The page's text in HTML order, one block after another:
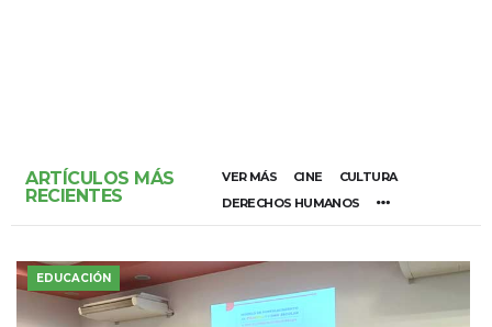
ARTÍCULOS MÁS
RECIENTES
VER MÁS CINE
CULTURA
DERECHOS HUMANOS
EDUCACIÓN